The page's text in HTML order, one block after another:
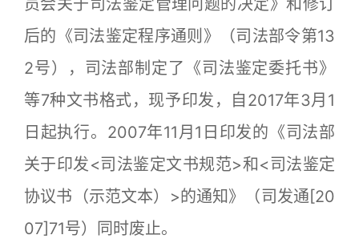
员会关于司法鉴定管理问题的决定》和修订
后的《司法鉴定程序通则》（司法部令第13
2号），司法部制定了《司法鉴定委托书》
等7种文书格式，现予印发，自2017年3月1
日起执行。2007年11月1日印发的《司法部
关于印发<司法鉴定文书规范>和<司法鉴定
协议书（示范文本）>的通知》（司发通[20
07]71号）同时废止。